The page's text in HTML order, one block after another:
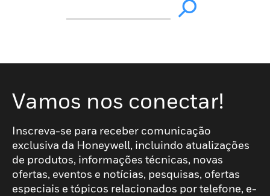
Vamos nos conectar!
Inscreva-se para receber comunicação
exclusiva da Honeywell, incluindo atualizações
de produtos, informações técnicas, novas
ofertas, eventos e notícias, pesquisas, ofertas
especiais e tópicos relacionados por telefone, e-